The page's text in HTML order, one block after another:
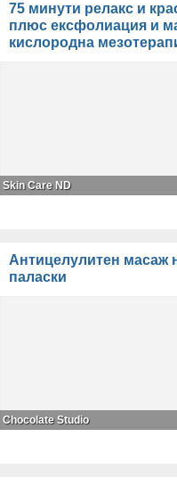
75 минути релакс и
плюс ексфолиация и
кислородна
Skin Care ND
Антицелулитен масаж
паласки
Chocolate Studio